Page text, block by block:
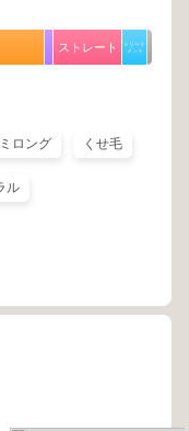
ストレート
トリート
メント
ロング くせ毛
ル